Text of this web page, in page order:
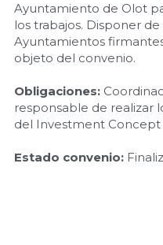
Ayuntamiento de Olot
los trabajos. Disponer
Ayuntamientos
objeto del convenio.
Obligaciones:
responsable de realizar
del Investment
Estado convenio: